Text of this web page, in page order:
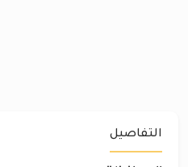
التفاصيل